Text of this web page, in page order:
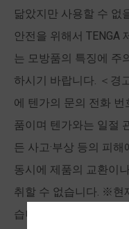
닮았지만 사용할 수 없
안전을 위해서 TENGA
는 모방품의 특징에 주
하시기 바랍니다. ＜경
에 텐가의 문의 전화 번
품이며 텐가와는 일절
든 사고·부상 등의 피
동시에 제품의 교환이
취할 수 없습니다. ※현
습니다.